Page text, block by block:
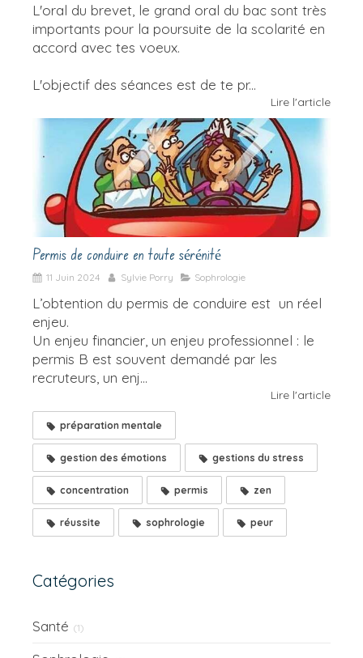
L'oral du brevet, le grand oral du bac sont très
importants pour la poursuite de la scolarité en
accord avec tes voeux.
L'objectif des séances est de te pr...
Lire l'article
Permis de conduire en toute sérénité
11 Juin 2024 Sylvie Porry Sophrologie
L’obtention du permis de conduire est un réel
enjeu.
Un enjeu financier, un enjeu professionnel : le
permis B est souvent demandé par les
recruteurs, un enj...
Lire l'article
préparation mentale
gestion des émotions gestions du stress
concentration permis zen
réussite sophrologie peur
Catégories
Santé (1)